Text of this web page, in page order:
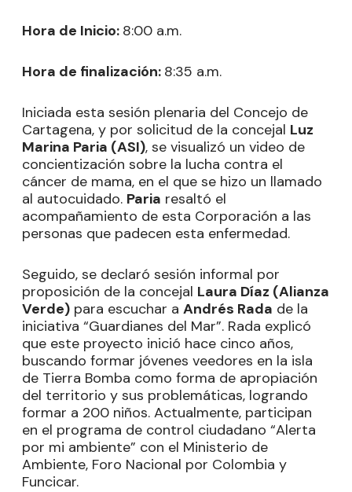
Hora de Inicio: 8:00 a.m.
Hora de finalización: 8:35 a.m.
Iniciada esta sesión plenaria del Concejo de
Cartagena, y por solicitud de la concejal Luz
Marina Paria (ASI), se visualizó un video de
concientización sobre la lucha contra el
cáncer de mama, en el que se hizo un llamado
al autocuidado. Paria resaltó el
acompañamiento de esta Corporación a las
personas que padecen esta enfermedad.
Seguido, se declaró sesión informal por
proposición de la concejal Laura Díaz (Alianza
Verde) para escuchar a Andrés Rada de la
iniciativa “Guardianes del Mar”. Rada explicó
que este proyecto inició hace cinco años,
buscando formar jóvenes veedores en la isla
de Tierra Bomba como forma de apropiación
del territorio y sus problemáticas, logrando
formar a 200 niños. Actualmente, participan
en el programa de control ciudadano “Alerta
por mi ambiente” con el Ministerio de
Ambiente, Foro Nacional por Colombia y
Funcicar.